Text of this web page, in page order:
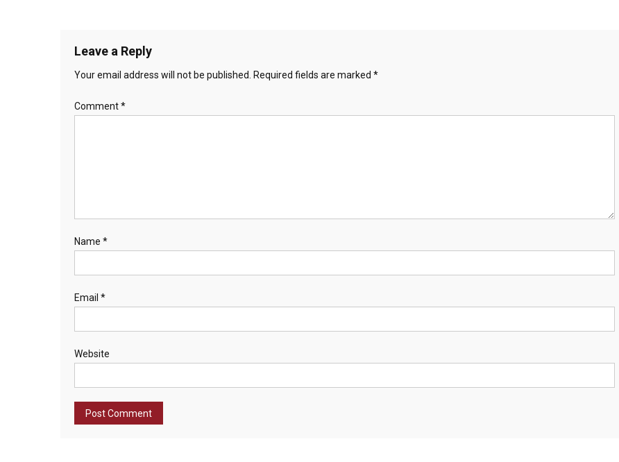
Leave a Reply
Your email address will not be published. Required fields are marked *
Comment*
Name *
Email *
Website